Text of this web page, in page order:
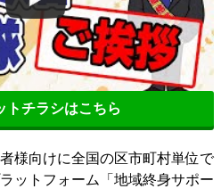
トチラシはこちら
様向けに全国の区市町村単位で
ットフォーム「地域終身サポー